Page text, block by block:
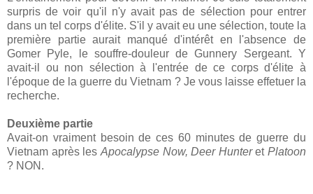
surpris de voir qu'il n'y avait pas de sélection pour entrer
dans un tel corps d'élite. S'il y avait eu une sélection, toute la
première partie aurait manqué d'intérêt en l'absence de
Gomer Pyle, le souffre-douleur de Gunnery Sergeant. Y
avait-il ou non sélection à l'entrée de ce corps d'élite à
l'époque de la guerre du Vietnam ? Je vous laisse effetuer la
recherche.
Deuxième partie
Avait-on vraiment besoin de ces 60 minutes de guerre du
Vietnam après les Apocalypse Now, Deer Hunteret Platoon
? NON.